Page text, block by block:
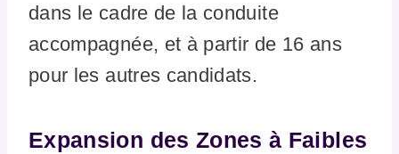
dans le cadre de la conduite
accompagnée, et à partir de 16 ans
pour les autres candidats.
Expansion des Zones à Faibles